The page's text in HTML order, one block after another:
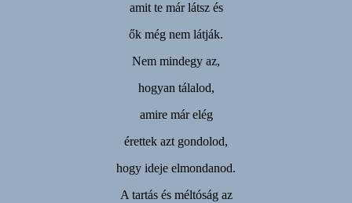
amit te már látsz és
ők még nem látják.
Nem mindegy az,
hogyan tálalod,
amire már elég
érettek azt gondolod,
hogy ideje elmondanod.
A tartás és méltóság az